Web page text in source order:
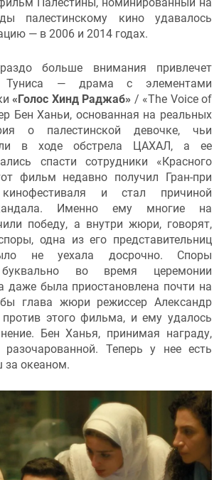
палестинскому кино удавалось
— в 2006 и 2014 годах.
больше внимания привлечет
Туниса — драма с элементами
«Голос Хинд Раджаб» / «The Voice of
Бен Ханьи, основанная на реальных
о палестинской девочке, чьи
в ходе обстрела ЦАХАЛ, а ее
спасти сотрудники «Красного
фильм недавно получил Гран-при
кинофестиваля и стал причиной
Именно ему многие на
победу, а внутри жюри, говорят,
одна из его представительниц
не уехала досрочно. Споры
буквально во время церемонии
даже была приостановлена почти на
глава жюри режиссер Александр
этого фильма, и ему удалось
Бен Ханья, принимая награду,
Теперь у нее есть
океаном.